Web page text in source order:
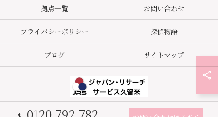
0120-792-782
拠点一覧 お問い合わせ
プライバシーポリシー 探偵物語
ブログ サイトマップ
© 2026 久留米市の探偵ならジャパン・リサーチサービス久留米 ALL RIGHTS